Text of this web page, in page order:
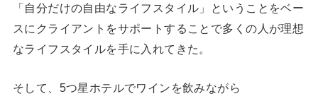
「自分だけの自由なライフスタイル」ということをベー
スにクライアントをサポートすることで多くの人が理想
なライフスタイルを手に入れてきた。
そして、5つ星ホテルでワインを飲みながら